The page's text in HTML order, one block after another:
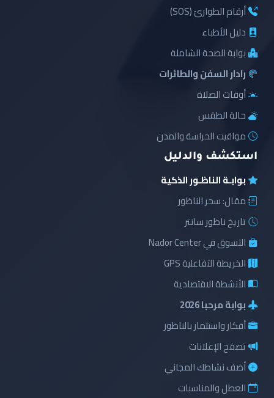
أرقام الطوارئ (SOS)
دليل الأطباء
بوابة الصحة الشاملة
رادار السفن والطائرات
أوقات الصلاة
حالة الطقس
مواقيت الحراسة والمدن
استكشف والدليل
بوابـة الناظـور الذكية
مقال: سحر الناظور
تاريخ ناظور سانتر
التسوق في Nador Center
الخريطة التفاعلية GPS
الأنشطة الاقتصادية
بوابة مرحبا 2026
أفكار واستثمار بالناظور
تصفح الإعلانات
أضف نشاطك المجاني
العطل والمناسبات